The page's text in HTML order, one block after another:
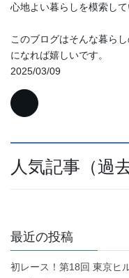
心地よい暮らしを模索して
このブログはそんな暮ら
になれば嬉しいです。
2025/03/09
人気記事（過
最近の投稿
初レース！第18回 東京ヒ